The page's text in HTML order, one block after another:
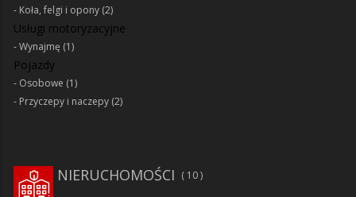
Koła, felgi i opony (2)
Usługi motoryzacyjne
Wynajmę (1)
Pojazdy
Osobowe (1)
Przyczepy i naczepy (2)
NIERUCHOMOŚCI 10